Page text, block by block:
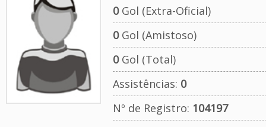
0Gol (Extra-Oficial)
0Gol (Amistoso)
0Gol (Total)
Assistências: 0
Nº de Registro: 104197